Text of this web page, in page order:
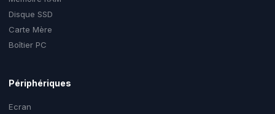
Disque SSD
Carte Mère
Boîtier PC
Périphériques
Ecran